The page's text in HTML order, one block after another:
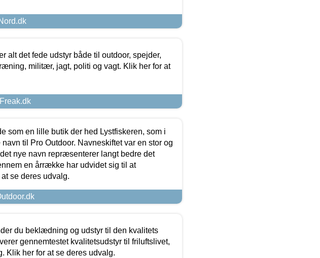
alt det fede udstyr både til outdoor, spejder,
militær, jagt, politi og vagt. Klik her for at
som en lille butik der hed Lystfiskeren, som i
til Pro Outdoor. Navneskiftet var en stor og
nye navn repræsenterer langt bedre det
en årrække har udvidet sig til at
se deres udvalg.
du beklædning og udstyr til den kvalitets
gennemtestet kvalitetsudstyr til friluftslivet,
Klik her for at se deres udvalg.